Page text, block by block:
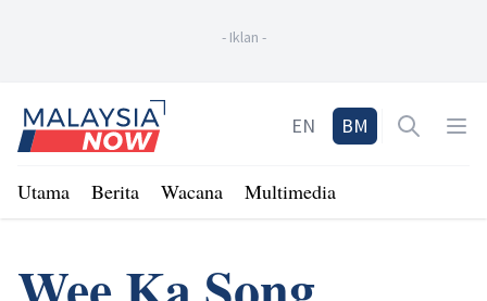
- Iklan -
Home
EN BM Open
Utama Berita Wacana Multimedia